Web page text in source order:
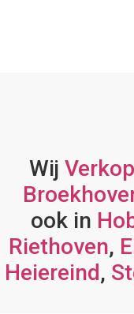
Wij
ook in
Riethoven,
Heiereind,